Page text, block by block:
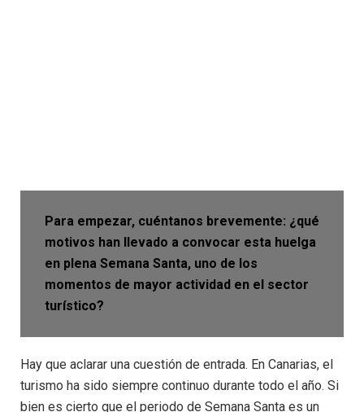
Para empezar, cuéntanos brevemente: ¿qué
motivos han llevado a convocar esta huelga
en plena Semana Santa, uno de los
momentos de mayor actividad en el sector
turístico?
Hay que aclarar una cuestión de entrada. En Canarias, el
turismo ha sido siempre continuo durante todo el año. Si
bien es cierto que el periodo de Semana Santa es un